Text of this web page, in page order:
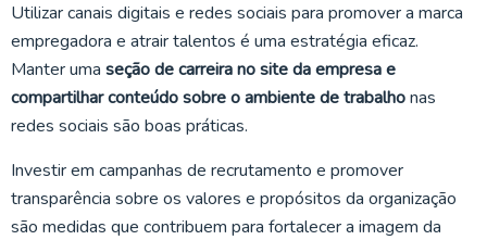
Utilizar canais digitais e redes sociais para promover a marca
empregadora e atrair talentos é uma estratégia eficaz.
Manter uma seção de carreira no site da empresa e
compartilhar conteúdo sobre o ambiente de trabalhonas
redes sociais são boas práticas.
Investir em campanhas de recrutamento e promover
transparência sobre os valores e propósitos da organização
são medidas que contribuem para fortalecer a imagem da